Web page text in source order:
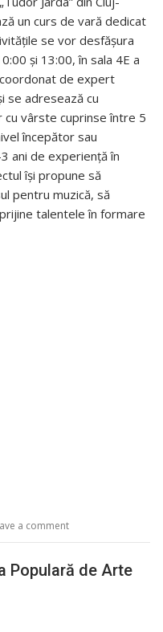
un curs de vară dedicat
se vor desfășura
și 13:00, în sala 4E a
de expert
se adresează cu
cu vârste cuprinse între 5
începător sau
ani de experiență în
își propune să
pentru muzică, să
talentele în formare
a comment
Populară de Arte